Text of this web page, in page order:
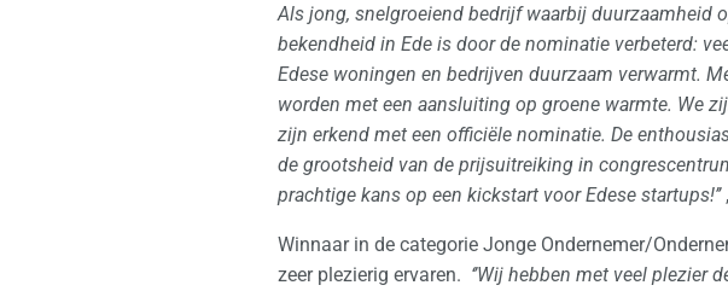
Als jong, snelgroeiend bedrijf waarbij duurzaamheid
bekendheid in Ede is door de nominatie verbeterd:
Edese woningen en bedrijven duurzaam verwarmt.
worden met een aansluiting op groene warmte. We
zijn erkend met een officiële nominatie. De
de grootsheid van de prijsuitreiking in
prachtige kans op een kickstart voor Edese startups!’’
Winnaar in de categorie Jonge Ondernemer/
zeer plezierig ervaren. ‘’Wij hebben met veel plezier